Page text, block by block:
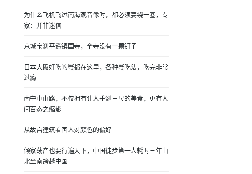
为什么飞机飞过南海观音像时，都必须要绕一圈，专
家：并非迷信
京城宝刹平遥镇国寺，全寺没有一颗钉子
日本大阪好吃的蟹都在这里，各种蟹吃法，吃完非常
过瘾
南宁中山路，不仅拥有让人垂涎三尺的美食，更有人
间百态之缩影
从故宫建筑看国人对颜色的偏好
倾家荡产也要行遍天下，中国徒步第一人耗时三年由
北至南跨越中国